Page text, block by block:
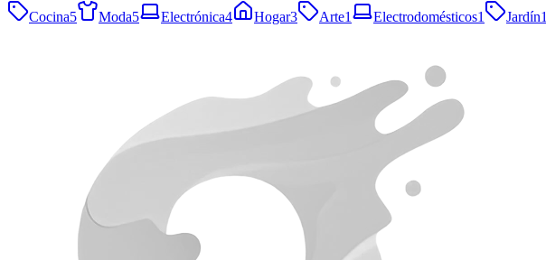
Cocina5 Moda5 Electrónica4 Hogar3 Arte1 Electrodomésticos1 Jardín1